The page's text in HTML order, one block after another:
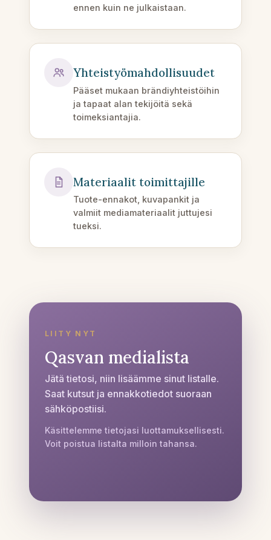
ennen kuin ne julkaistaan.
Yhteistyömahdollisuudet
Pääset mukaan brändiyhteistöihin
ja tapaat alan tekijöitä sekä
toimeksiantajia.
Materiaalit toimittajille
Tuote-ennakot, kuvapankit ja
valmiit mediamateriaalit juttujesi
tueksi.
LIITY NYT
Qasvan medialista
Jätä tietosi, niin lisäämme sinut listalle.
Saat kutsut ja ennakkotiedot suoraan
sähköpostiisi.
Käsittelemme tietojasi luottamuksellisesti.
Voit poistua listalta milloin tahansa.